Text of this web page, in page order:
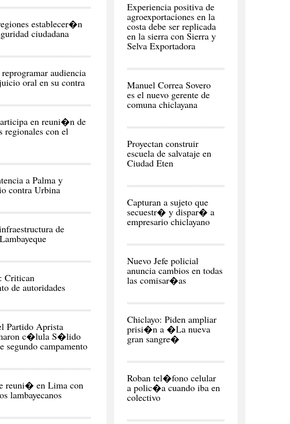
establecer�n
ciudadana
audiencia
oral en su contra
en reuni�n de
regionales con el
a Palma y
contra Urbina
de
Critican
de autoridades
Partido Aprista
c�lula S�lido
segundo campamento
reuni� en Lima con
lambayecanos
Experiencia positiva de
agroexportaciones en la
costa debe ser replicada
en la sierra con Sierra y
Selva Exportadora
Manuel Correa Sovero
es el nuevo gerente de
comuna chiclayana
Proyectan construir
escuela de salvataje en
Ciudad Eten
Capturan a sujeto que
secuestr� y dispar� a
empresario chiclayano
Nuevo Jefe policial
anuncia cambios en todas
las comisar�as
Chiclayo: Piden ampliar
prisi�n a �La nueva
gran sangre�
Roban tel�fono celular
a polic�a cuando iba en
colectivo